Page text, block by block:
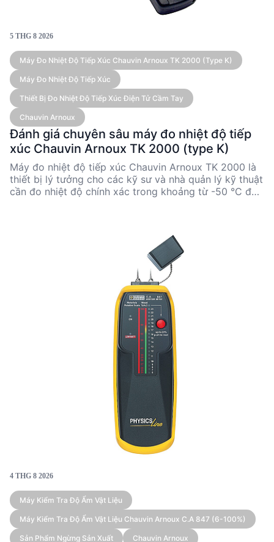
5 THG 8 2026
Máy Đo Nhiệt Độ Tiếp Xúc Chauvin Arnoux TK 2000 (type K)
Máy Đo Nhiệt Độ Tiếp Xúc
Thiết Bị Đo Nhiệt Độ Tiếp Xúc Điện Tử Cầm Tay
Chauvin Arnoux
Đánh giá chuyên sâu máy đo nhiệt độ tiếp
xúc Chauvin Arnoux TK 2000 (type K)
Máy đo nhiệt độ tiếp xúc Chauvin Arnoux TK 2000 là
thiết bị lý tưởng cho các kỹ sư và nhà quản lý kỹ thuật
cần đo nhiệt độ chính xác trong khoảng từ -50 °C đến
nghiệp. Thiết kế nhỏ gọn và dễ sử dụng giúp thiết bị
này trở thành lựa chọn hàng đầu cho các ứng dụng
4 THG 8 2026
Máy Kiểm Tra Độ Ẩm Vật Liệu
Máy Kiểm Tra Độ Ẩm Vật Liệu Chauvin Arnoux C.A 847 (6-100%)
Sản Phẩm Ngừng Sản Xuất Chauvin Arnoux